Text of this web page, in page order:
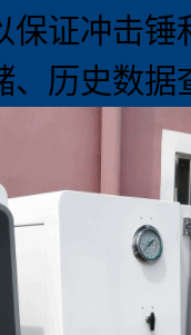
保证冲击
、历史数